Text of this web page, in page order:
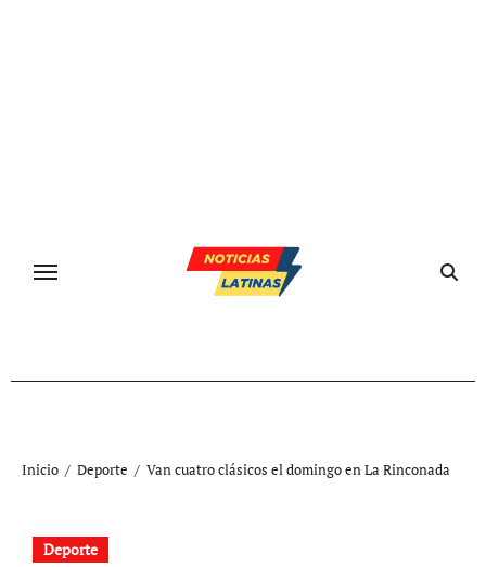
Inicio Deporte Van cuatro clásicos el domingo en La Rinconada
Deporte